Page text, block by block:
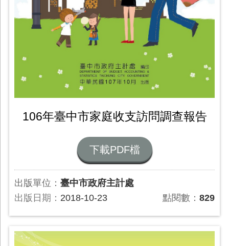
106年臺中市家庭收支訪問調查報告
下載PDF檔
出版單位： 臺中市政府主計處
出版日期： 2018-10-23 點閱數：829